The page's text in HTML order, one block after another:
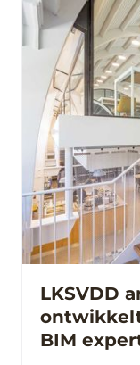
LKSVDD
BIM